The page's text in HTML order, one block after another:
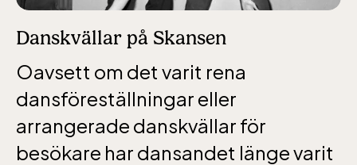
Danskvällar på Skansen
Oavsett om det varit rena
dansföreställningar eller
arrangerade danskvällar för
besökare har dansandet länge varit
jan-mars vardagar 10-15, helger 10-16, april
alla dagar 10-16, maj-september 10-18,
oktober-december vardagar 10-15 helger
10-16